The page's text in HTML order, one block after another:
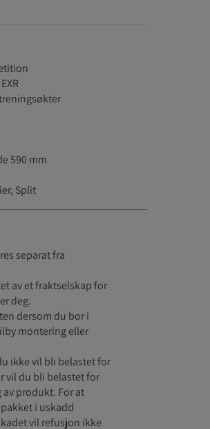
590 mm
Split
separat fra
av et fraktselskap for
deg.
dersom du bor i
montering eller
ikke vil bli belastet for
vil du bli belastet for
produkt. For at
i uskadd
vil refusjon ikke